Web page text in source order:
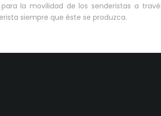
la movilidad de los senderistas a
siempre que éste se produzca.